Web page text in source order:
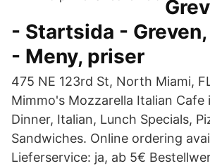
- Startsida -
- Meny, priser
475 NE 123rd St, North Miami,
Mimmo's Mozzarella Italian
Dinner, Italian, Lunch Specials,
Sandwiches. Online ordering
Lieferservice: ja, ab 5€